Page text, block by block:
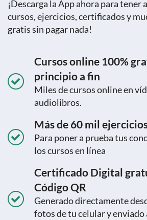
¡Descarga la App ahora para tener
cursos, ejercicios, certificados y
gratis sin pagar nada!
Cursos online 100%
principio a fin
Miles de cursos online en
audiolibros.
Más de 60 mil
Para poner a prueba tus
los cursos en línea
Certificado Digital
Código QR
Generado directamente
fotos de tu celular y enviado